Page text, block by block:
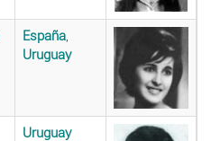
España,
Uruguay
Uruguay